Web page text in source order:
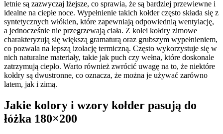
letnie są zazwyczaj lżejsze, co sprawia, że są bardziej przewiewne i
idealne na ciepłe noce. Wypełnienie takich kołder często składa się z
syntetycznych włókien, które zapewniają odpowiednią wentylację,
a jednocześnie nie przegrzewają ciała. Z kolei kołdry zimowe
charakteryzują się większą gramaturą oraz grubszym wypełnieniem,
co pozwala na lepszą izolację termiczną. Często wykorzystuje się w
nich naturalne materiały, takie jak puch czy wełna, które doskonale
zatrzymują ciepło. Warto również zwrócić uwagę na to, że niektóre
kołdry są dwustronne, co oznacza, że można je używać zarówno
latem, jak i zimą.
Jakie kolory i wzory kołder pasują do
łóżka 180×200